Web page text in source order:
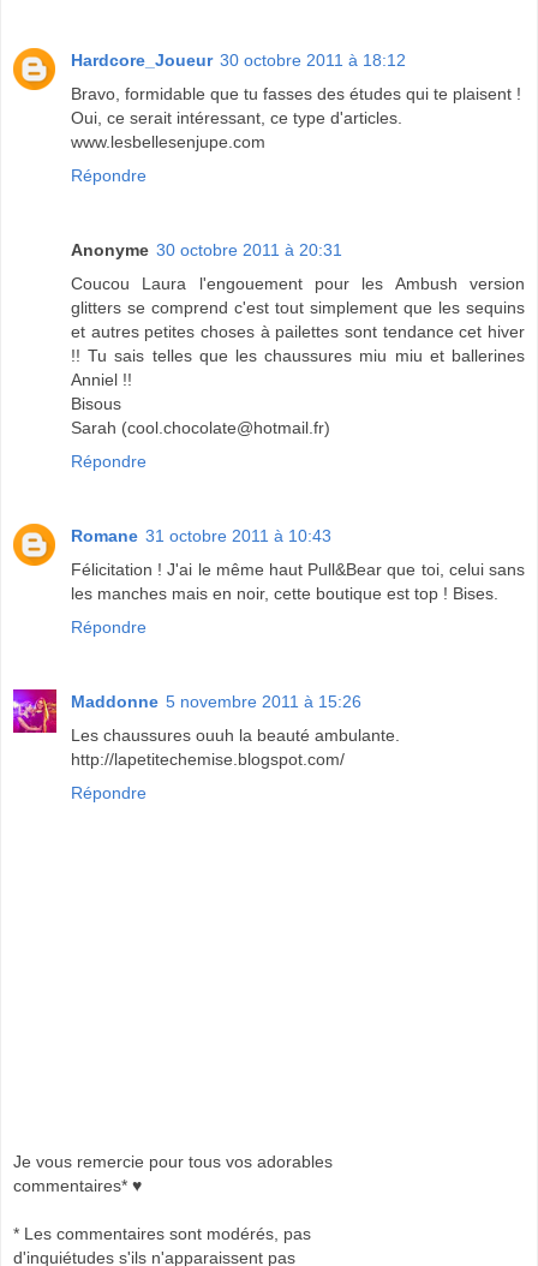
Hardcore_Joueur 30 octobre 2011 à 18:12
Bravo, formidable que tu fasses des études qui te plaisent !
Oui, ce serait intéressant, ce type d'articles.
www.lesbellesenjupe.com
Répondre
Anonyme 30 octobre 2011 à 20:31
Coucou Laura l'engouement pour les Ambush version
glitters se comprend c'est tout simplement que les sequins
et autres petites choses à pailettes sont tendance cet hiver
!! Tu sais telles que les chaussures miu miu et ballerines
Anniel !!
Bisous
Sarah (cool.chocolate@hotmail.fr)
Répondre
Romane 31 octobre 2011 à 10:43
Félicitation ! J'ai le même haut Pull&Bear que toi, celui sans
les manches mais en noir, cette boutique est top ! Bises.
Répondre
Maddonne 5 novembre 2011 à 15:26
Les chaussures ouuh la beauté ambulante.
http://lapetitechemise.blogspot.com/
Répondre
Je vous remercie pour tous vos adorables
commentaires* ♥
* Les commentaires sont modérés, pas
d'inquiétudes s'ils n'apparaissent pas